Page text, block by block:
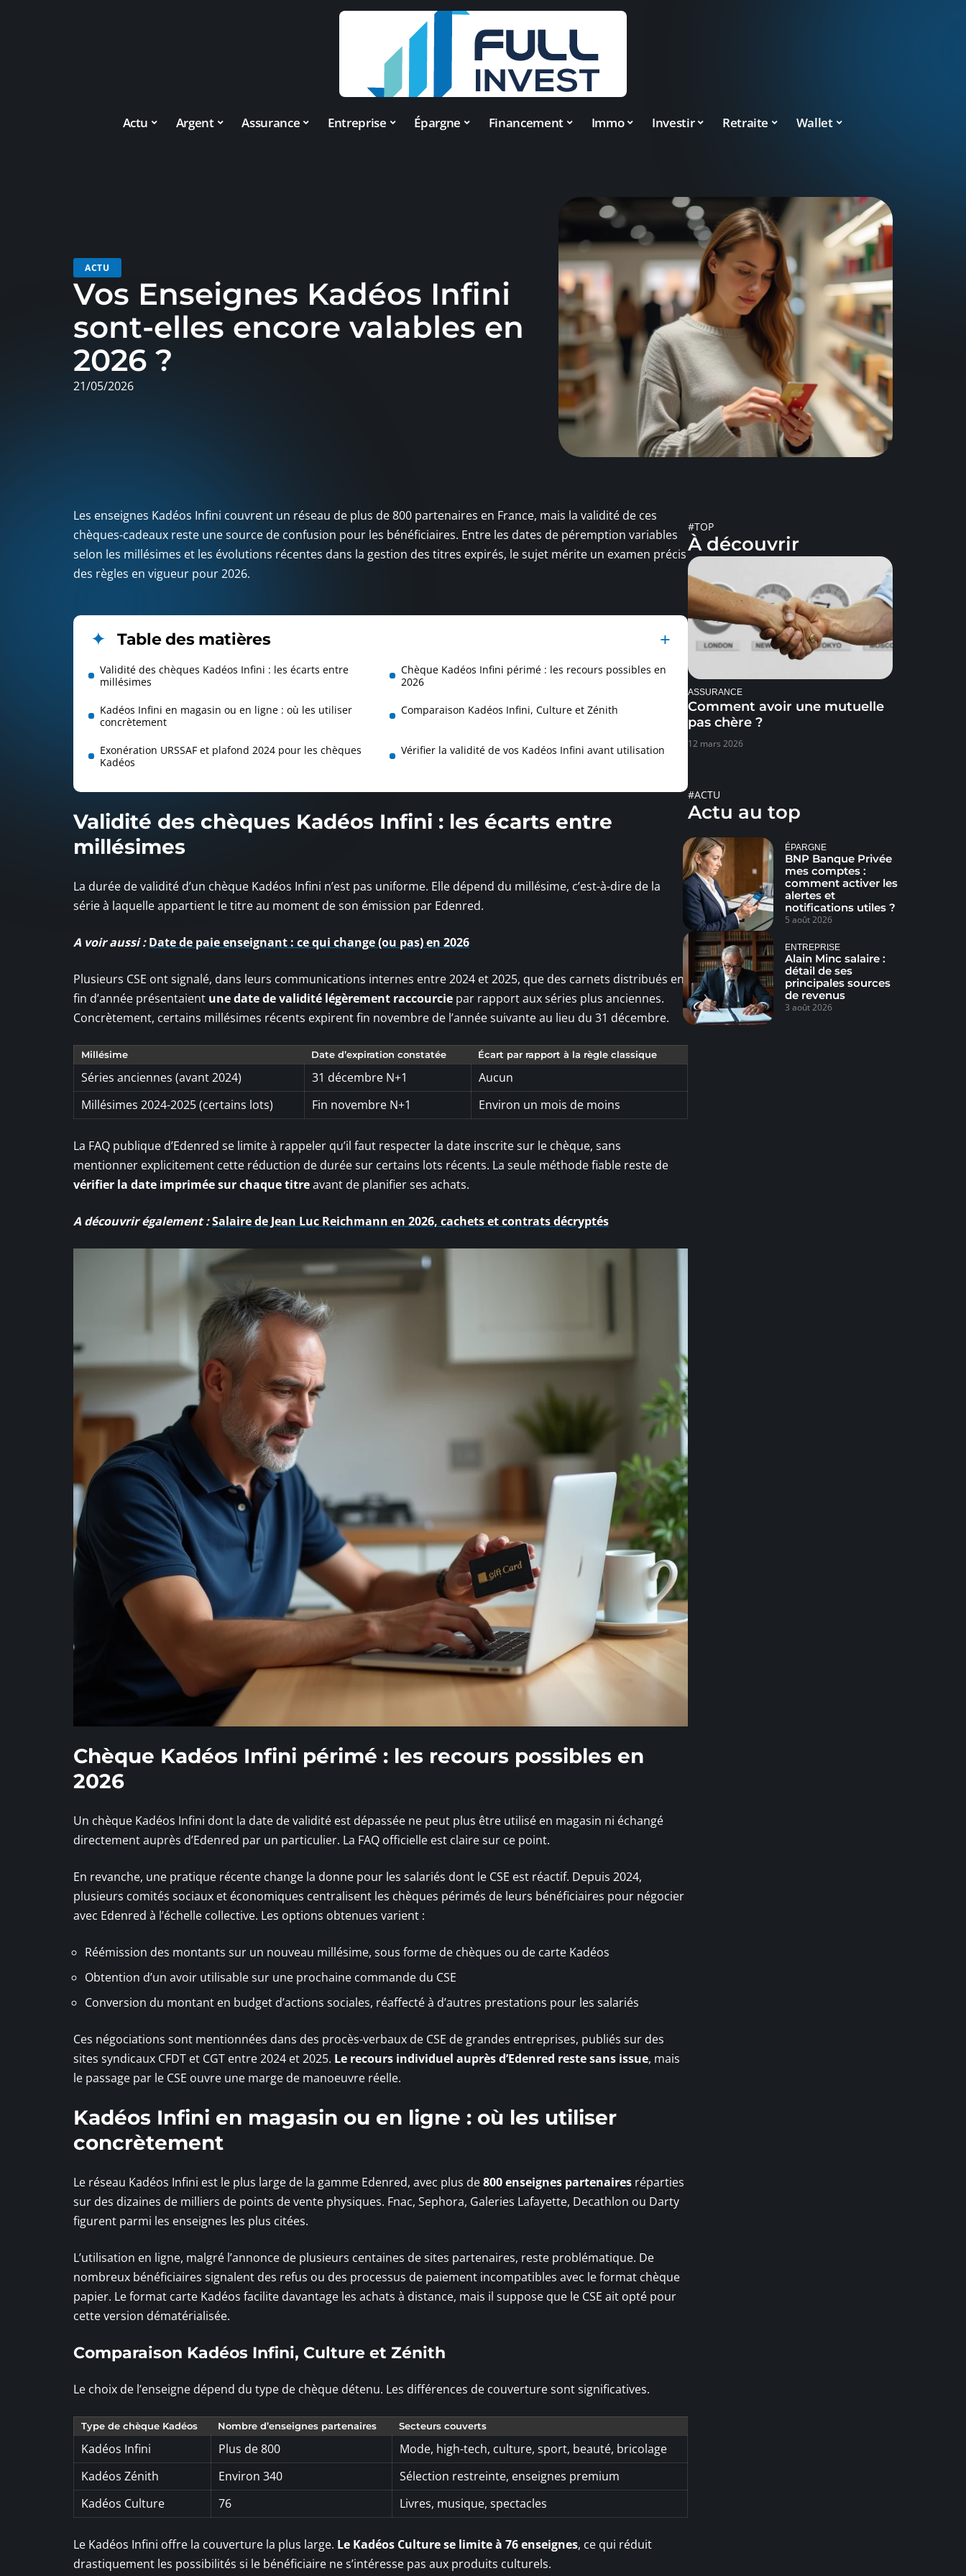
Actu Argent Assurance Entreprise Épargne Financement Immo Investir Retraite Wallet
ACTU
Vos Enseignes Kadéos Infini
sont-elles encore valables en
2026 ?
21/05/2026
Les enseignes Kadéos Infini couvrent un réseau de plus de 800 partenaires en France, mais la validité de ces
chèques-cadeaux reste une source de confusion pour les bénéficiaires. Entre les dates de péremption variables
selon les millésimes et les évolutions récentes dans la gestion des titres expirés, le sujet mérite un examen précis
des règles en vigueur pour 2026.
Table des matières
Validité des chèques Kadéos Infini : les écarts entre
millésimes
Chèque Kadéos Infini périmé : les recours possibles en
2026
Kadéos Infini en magasin ou en ligne : où les utiliser
concrètement
Comparaison Kadéos Infini, Culture et Zénith
Exonération URSSAF et plafond 2024 pour les chèques
Kadéos
Vérifier la validité de vos Kadéos Infini avant utilisation
Validité des chèques Kadéos Infini : les écarts entre
millésimes
La durée de validité d’un chèque Kadéos Infini n’est pas uniforme. Elle dépend du millésime, c’est-à-dire de la
série à laquelle appartient le titre au moment de son émission par Edenred.
A voir aussi : Date de paie enseignant : ce qui change (ou pas) en 2026
Plusieurs CSE ont signalé, dans leurs communications internes entre 2024 et 2025, que des carnets distribués en
fin d’année présentaient une date de validité légèrement raccourcie par rapport aux séries plus anciennes.
Concrètement, certains millésimes récents expirent fin novembre de l’année suivante au lieu du 31 décembre.
Millésime Date d’expiration constatée Écart par rapport à la règle classique
Séries anciennes (avant 2024) 31 décembre N+1
Aucun
Millésimes 2024-2025 (certains lots)
Fin novembre N+1 Environ un mois de moins
La FAQ publique d’Edenred se limite à rappeler qu’il faut respecter la date inscrite sur le chèque, sans
mentionner explicitement cette réduction de durée sur certains lots récents. La seule méthode fiable reste de
vérifier la date imprimée sur chaque titreavant de planifier ses achats.
A découvrir également :Salaire de Jean Luc Reichmann en 2026, cachets et contrats décryptés
Chèque Kadéos Infini périmé : les recours possibles en
2026
Un chèque Kadéos Infini dont la date de validité est dépassée ne peut plus être utilisé en magasin ni échangé
directement auprès d’Edenred par un particulier. La FAQ officielle est claire sur ce point.
En revanche, une pratique récente change la donne pour les salariés dont le CSE est réactif. Depuis 2024,
plusieurs comités sociaux et économiques centralisent les chèques périmés de leurs bénéficiaires pour négocier
avec Edenred à l’échelle collective. Les options obtenues varient :
Réémission des montants sur un nouveau millésime, sous forme de chèques ou de carte Kadéos
Obtention d’un avoir utilisable sur une prochaine commande du CSE
Conversion du montant en budget d’actions sociales, réaffecté à d’autres prestations pour les salariés
Ces négociations sont mentionnées dans des procès-verbaux de CSE de grandes entreprises, publiés sur des
sites syndicaux CFDT et CGT entre 2024 et 2025. Le recours individuel auprès d’Edenred reste sans issue, mais
le passage par le CSE ouvre une marge de manoeuvre réelle.
Kadéos Infini en magasin ou en ligne : où les utiliser
concrètement
Le réseau Kadéos Infini est le plus large de la gamme Edenred, avec plus de800 enseignes partenaires réparties
sur des dizaines de milliers de points de vente physiques. Fnac, Sephora, Galeries Lafayette, Decathlon ou Darty
figurent parmi les enseignes les plus citées.
L’utilisation en ligne, malgré l’annonce de plusieurs centaines de sites partenaires, reste problématique. De
nombreux bénéficiaires signalent des refus ou des processus de paiement incompatibles avec le format chèque
papier. Le format carte Kadéos facilite davantage les achats à distance, mais il suppose que le CSE ait opté pour
cette version dématérialisée.
Comparaison Kadéos Infini, Culture et Zénith
Le choix de l’enseigne dépend du type de chèque détenu. Les différences de couverture sont significatives.
Type de chèque Kadéos Nombre d’enseignes partenaires Secteurs couverts
Kadéos Infini Plus de 800
Mode, high-tech, culture, sport, beauté, bricolage
Kadéos Zénith
Environ 340
Sélection restreinte, enseignes premium
Kadéos Culture
76 Livres, musique, spectacles
Le Kadéos Infini offre la couverture la plus large. Le Kadéos Culture se limite à 76 enseignes, ce qui réduit
drastiquement les possibilités si le bénéficiaire ne s’intéresse pas aux produits culturels.
#TOP
À découvrir
ASSURANCE
Comment avoir une mutuelle
pas chère ?
12 mars 2026
#ACTU
Actu au top
ÉPARGNE
BNP Banque Privée
mes comptes :
comment activer les
alertes et
notifications utiles ?
5 août 2026
ENTREPRISE
Alain Minc salaire :
détail de ses
principales sources
de revenus
3 août 2026